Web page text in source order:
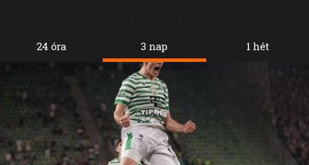
24 óra 3 nap 1 hét